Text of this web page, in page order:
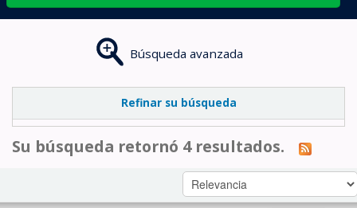
Búsqueda avanzada
Refinar su búsqueda
Su búsqueda retornó 4 resultados.